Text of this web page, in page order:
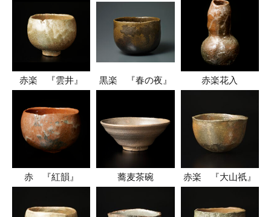
赤楽 『雲井』 黒楽 『春の夜』 赤楽花入
赤 『紅韻』 蕎麦茶碗 赤楽 『大山祇』